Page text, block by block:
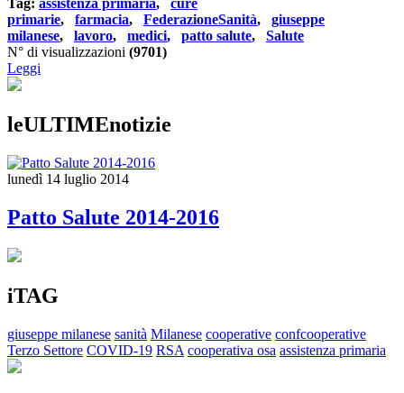
Tag: assistenza primaria, cure
primarie, farmacia, FederazioneSanità, giuseppe
milanese, lavoro, medici, patto salute, Salute
N° di visualizzazioni (9701)
Leggi
leULTIMEnotizie
lunedì 14 luglio 2014
Patto Salute 2014-2016
iTAG
giuseppe milanese sanità Milanese cooperative confcooperative
Terzo Settore COVID-19 RSA cooperativa osa assistenza primaria